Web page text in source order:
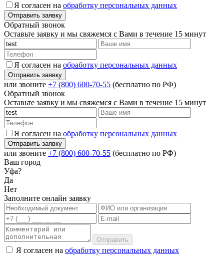
Я согласен на обработку персональных данных
Обратный звонок
Оставьте заявку и мы свяжемся с Вами в течение 15 минут
Я согласен на обработку персональных данных
или звоните +7 (800) 600-70-55 (бесплатно по РФ)
Обратный звонок
Оставьте заявку и мы свяжемся с Вами в течение 15 минут
Я согласен на обработку персональных данных
или звоните +7 (800) 600-70-55 (бесплатно по РФ)
Ваш город
Уфа?
Да
Нет
Заполните онлайн заявку
Отправить
Я согласен на обработку персональных данных